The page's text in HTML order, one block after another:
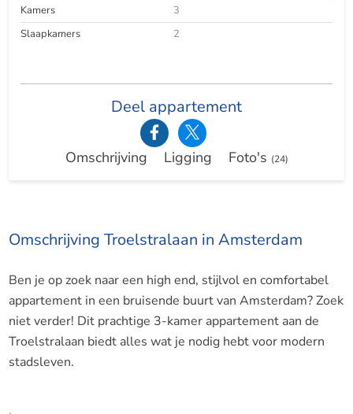
Kamers
3
Slaapkamers
2
Deel appartement
Omschrijving Ligging Foto's (24)
Omschrijving Troelstralaan in Amsterdam
Ben je op zoek naar een high end, stijlvol en comfortabel
appartement in een bruisende buurt van Amsterdam? Zoek
niet verder! Dit prachtige 3-kamer appartement aan de
Troelstralaan biedt alles wat je nodig hebt voor modern
stadsleven.